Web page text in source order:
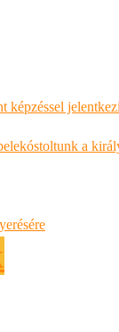
képzéssel
a